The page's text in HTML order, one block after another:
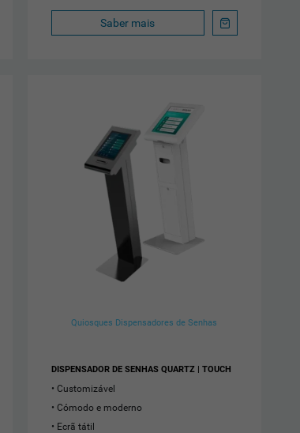
Saber mais
Quiosques Dispensadores de Senhas
DISPENSADOR DE SENHAS QUARTZ | TOUCH
Customizável
Cómodo e moderno
Ecrã tátil